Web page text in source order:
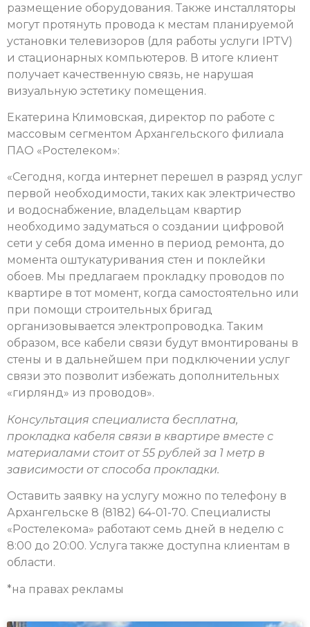
размещение оборудования. Также инсталляторы
могут протянуть провода к местам планируемой
установки телевизоров (для работы услуги IPTV)
и стационарных компьютеров. В итоге клиент
получает качественную связь, не нарушая
визуальную эстетику помещения.
Екатерина Климовская, директор по работе с
массовым сегментом Архангельского филиала
ПАО «Ростелеком»:
«Сегодня, когда интернет перешел в разряд услуг
первой необходимости, таких как электричество
и водоснабжение, владельцам квартир
необходимо задуматься о создании цифровой
сети у себя дома именно в период ремонта, до
момента оштукатуривания стен и поклейки
обоев. Мы предлагаем прокладку проводов по
квартире в тот момент, когда самостоятельно или
при помощи строительных бригад
организовывается электропроводка. Таким
образом, все кабели связи будут вмонтированы в
стены и в дальнейшем при подключении услуг
связи это позволит избежать дополнительных
«гирлянд» из проводов».
Консультация специалиста бесплатна,
прокладка кабеля связи в квартире вместе с
материалами стоит от 55 рублей за 1 метр в
зависимости от способа прокладки.
Оставить заявку на услугу можно по телефону в
Архангельске 8 (8182) 64-01-70. Специалисты
«Ростелекома» работают семь дней в неделю с
8:00 до 20:00. Услуга также доступна клиентам в
области.
*на правах рекламы